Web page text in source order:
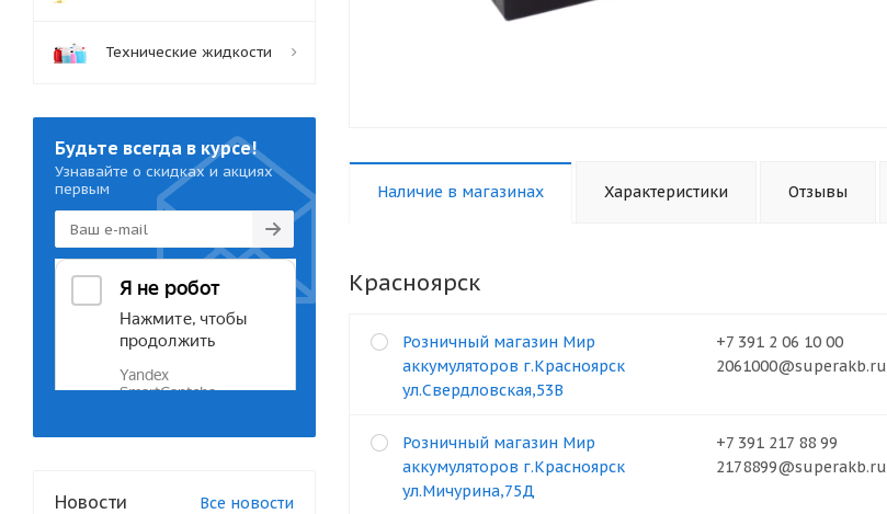
Наличие в магазинах Характеристики Отзывы
Красноярск
+7 391 2 06 10 00
2061000@superakb.ru
Розничный магазин Мир
аккумуляторов г.Красноярск
ул.Свердловская,53В
+7 391 217 88 99
2178899@superakb.ru
Розничный магазин Мир
аккумуляторов г.Красноярск
ул.Мичурина,75Д
Технические жидкости
Будьте всегда в курсе!
Узнавайте о скидках и акциях
первым
Новости Все новости